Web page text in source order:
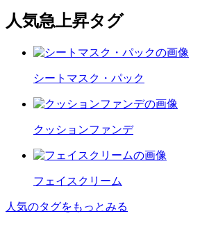
人気急上昇タグ
シートマスク・パック
クッションファンデ
フェイスクリーム
人気のタグをもっとみる